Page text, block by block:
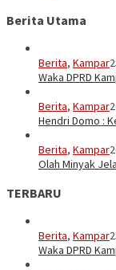
Berita Utama
Berita, Kampar
Waka DPRD
Berita, Kampar
Hendri Domo :
Berita, Kampar
Olah Minyak
TERBARU
Berita, Kampar
Waka DPRD